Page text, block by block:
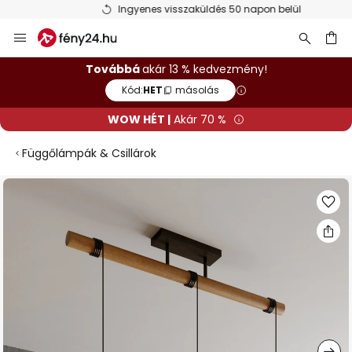
Ingyenes visszaküldés 50 napon belül
Ugrás
a
tartalomhozTovábbáakár 13 % kedvezmény!
Kód:HET másolás
WOW HÉT | Akár 70 %
Függőlámpák & Csillárok
Ugrás
képgaléria